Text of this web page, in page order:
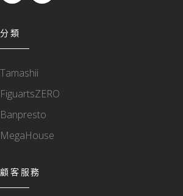
分類
Tamashii
FiguartsZERO
Banpresto
MegaHouse
顧客服務